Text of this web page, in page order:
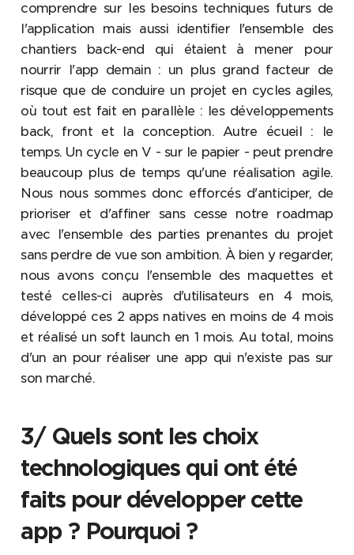
comprendre sur les besoins techniques futurs de
l'application mais aussi identifier l'ensemble des
chantiers back-end qui étaient à mener pour
nourrir l'app demain : un plus grand facteur de
risque que de conduire un projet en cycles agiles,
où tout est fait en parallèle : les développements
back, front et la conception. Autre écueil : le
temps. Un cycle en V - sur le papier - peut prendre
beaucoup plus de temps qu'une réalisation agile.
Nous nous sommes donc efforcés d'anticiper, de
prioriser et d'affiner sans cesse notre roadmap
avec l'ensemble des parties prenantes du projet
sans perdre de vue son ambition. À bien y regarder,
nous avons conçu l'ensemble des maquettes et
testé celles-ci auprès d'utilisateurs en 4 mois,
développé ces 2 apps natives en moins de 4 mois
et réalisé un soft launch en 1 mois. Au total, moins
d'un an pour réaliser une app qui n'existe pas sur
son marché.
3/ Quels sont les choix
technologiques qui ont été
faits pour développer cette
app ? Pourquoi ?